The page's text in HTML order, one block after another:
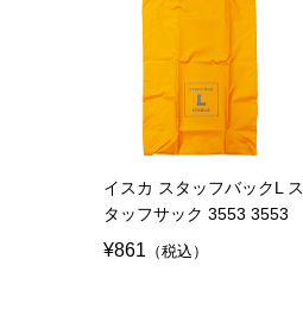
イスカ スタッフバックL ス
タッフサック 3553 3553
¥861 （税込）